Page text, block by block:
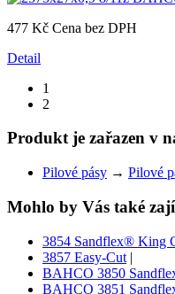
477 Kč Cena bez DPH
Detail
1
2
Produkt je zařazen v
Pilové pásy → Pilové
Mohlo by Vás také
3854 Sandflex® King
3857 Easy-Cut |
BAHCO 3850
BAHCO 3851